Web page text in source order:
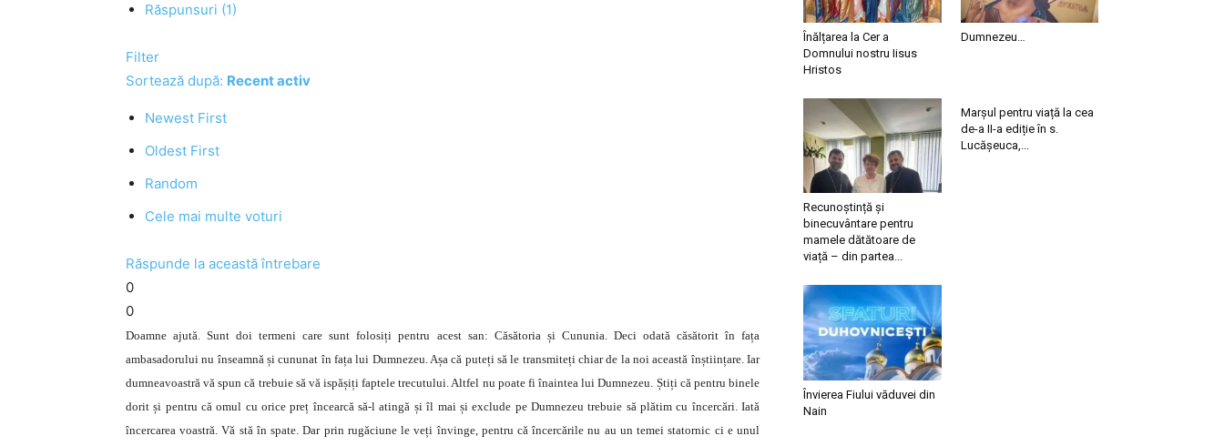
Răspunsuri (1)
Filter
Sortează după: Recent activ
Newest First
Oldest First
Random
Cele mai multe voturi
Răspunde la această întrebare
0
0
Doamne ajută. Sunt doi termeni care sunt folosiți pentru acest san: Căsătoria și Cununia. Deci odată căsătorit în fața
ambasadorului nu înseamnă și cununat în fața lui Dumnezeu. Așa că puteți să le transmiteți chiar de la noi această înștiințare. Iar
dumneavoastră vă spun că trebuie să vă ispășiți faptele trecutului. Altfel nu poate fi înaintea lui Dumnezeu. Știți că pentru binele
dorit și pentru că omul cu orice preț încearcă să-l atingă și îl mai și exclude pe Dumnezeu trebuie să plătim cu încercări. Iată
încercarea voastră. Vă stă în spate. Dar prin rugăciune le veți învinge, pentru că încercările nu au un temei statornic ci e unul
Înălțarea la Cer a
Domnului nostru Iisus
Hristos
Dumnezeu…
Recunoștință și
binecuvântare pentru
mamele dătătoare de
viață – din partea...
Marșul pentru viață la cea
de-a II-a ediție în s.
Lucășeuca,...
Învierea Fiului văduvei din
Nain